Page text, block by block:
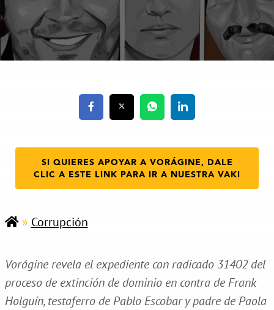
SI QUIERES APOYAR A VORÁGINE, DALE
CLIC A ESTE LINK PARA IR A NUESTRA VAKI
» Corrupción
Vorágine revela el expediente con radicado 31402 del
proceso de extinción de dominio en contra de Frank
Holguín, testaferro de Pablo Escobar y padre de Paola